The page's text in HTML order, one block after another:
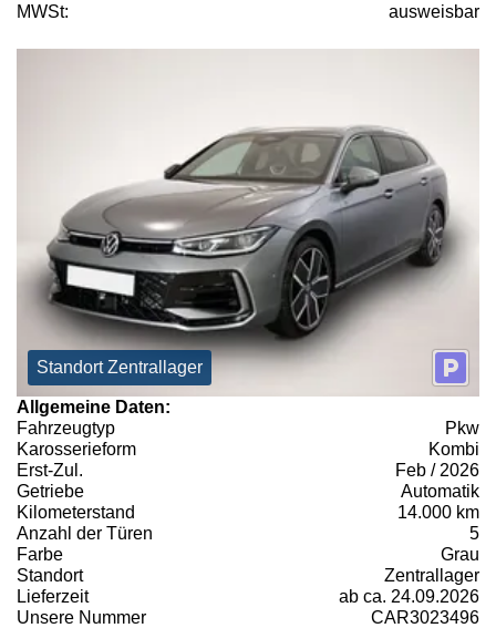
MWSt:
ausweisbar
Standort Zentrallager
Allgemeine Daten:
Fahrzeugtyp
Pkw
Karosserieform
Kombi
Erst-Zul.
Feb / 2026
Getriebe
Automatik
Kilometerstand
14.000 km
Anzahl der Türen
5
Farbe
Grau
Standort
Zentrallager
Lieferzeit
ab ca. 24.09.2026
Unsere Nummer
CAR3023496